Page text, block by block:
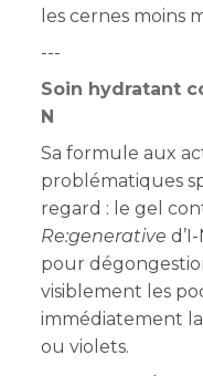
les cernes moins
---
Soin hydratant
N
Sa formule aux
problématiques
regard : le gel
Re:generative
pour
visiblement les
immédiatement
ou violets.